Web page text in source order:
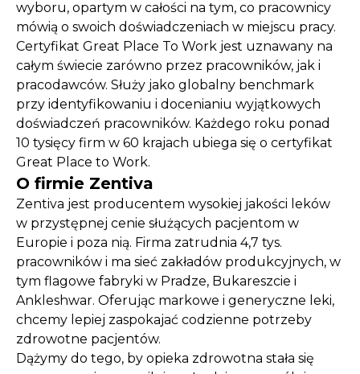
wyboru, opartym w całości na tym, co pracownicy
mówią o swoich doświadczeniach w miejscu pracy.
Certyfikat Great Place To Work jest uznawany na
całym świecie zarówno przez pracowników, jak i
pracodawców. Służy jako globalny benchmark
przy identyfikowaniu i docenianiu wyjątkowych
doświadczeń pracowników. Każdego roku ponad
10 tysięcy firm w 60 krajach ubiega się o certyfikat
Great Place to Work.
O firmie Zentiva
Zentiva jest producentem wysokiej jakości leków
w przystępnej cenie służących pacjentom w
Europie i poza nią. Firma zatrudnia 4,7 tys.
pracowników i ma sieć zakładów produkcyjnych, w
tym flagowe fabryki w Pradze, Bukareszcie i
Ankleshwar. Oferując markowe i generyczne leki,
chcemy lepiej zaspokajać codzienne potrzeby
zdrowotne pacjentów.
Dążymy do tego, by opieka zdrowotna stała się